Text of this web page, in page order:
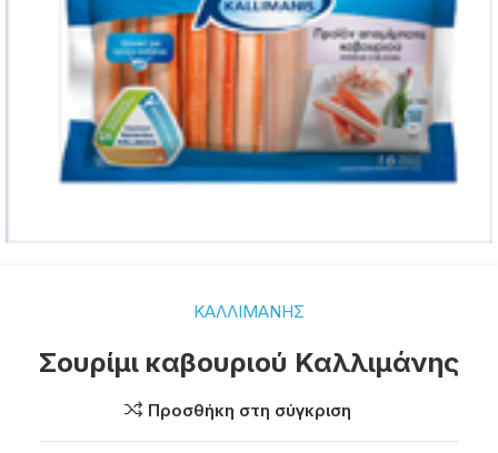
ΚΑΛΛΙΜΑΝΗΣ
Σουρίμι καβουριού Καλλιμάνης
Προσθήκη στη σύγκριση